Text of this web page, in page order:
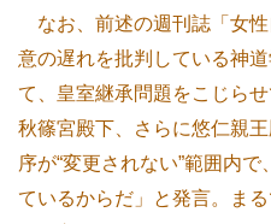
なお、前述の週刊誌「女
意の遅れを批判している神
て、皇室継承問題をこじら
秋篠宮殿下、さらに悠仁親
序が“変更されない”範囲内
ているからだ」と発言。ま